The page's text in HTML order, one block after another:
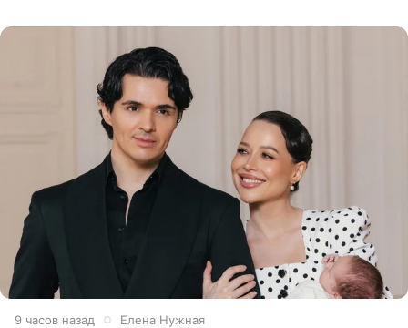
9 часов назад Елена Нужная